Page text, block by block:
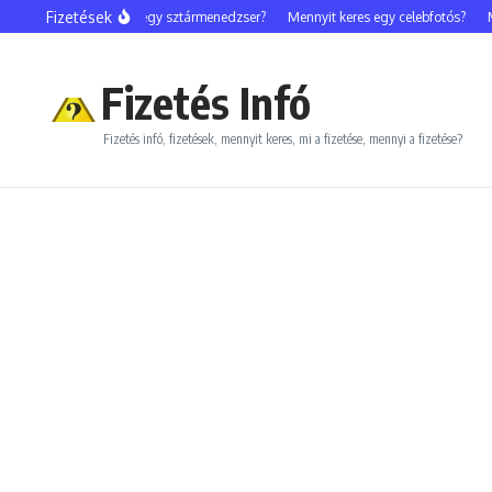
Ugrás a tartalomhoz
Fizetések
Mennyit keres egy sztármenedzser? Mennyit keres egy celebfotós?
Fizetés Infó
Fizetés infó, fizetések, mennyit keres, mi a fizetése, mennyi a fizetése?